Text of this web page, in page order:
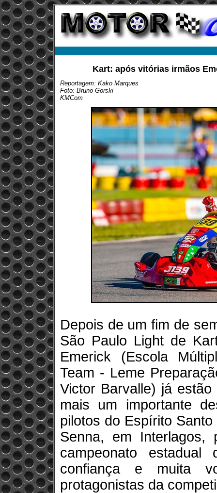
Kart: após vitórias irmãos
Reportagem: Kako Marques
Foto: Bruno Gorski
KMCom
Depois de um fim de
São Paulo Light de
Emerick (Escola
Team - Leme
Victor Barvalle) já
mais um importante
pilotos do Espírito
Senna, em
campeonato
confiança e muita
protagonistas da